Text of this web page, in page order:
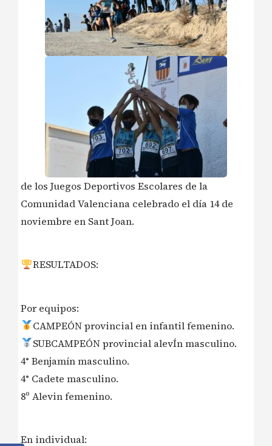
de los Juegos Deportivos Escolares de la
Comunidad Valenciana celebrado el día 14 de
noviembre en Sant Joan.
RESULTADOS:
Por equipos:
CAMPEÓN provincial en infantil femenino.
SUBCAMPEÓN provincial alevÍn masculino.
4° Benjamín masculino.
4° Cadete masculino.
8º Alevin femenino.
En individual: